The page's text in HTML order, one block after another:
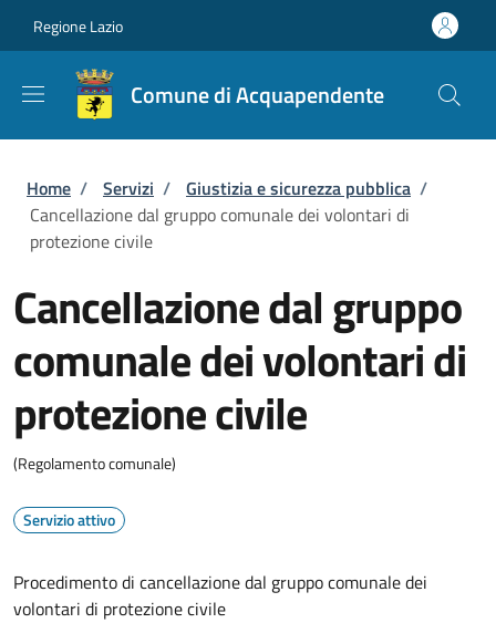
Regione Lazio
Comune di Acquapendente
Briciole di pane
Home / Servizi / Giustizia e sicurezza pubblica /
Cancellazione dal gruppo comunale dei volontari di
protezione civile
Cancellazione dal gruppo
comunale dei volontari di
protezione civile
(Regolamento comunale)
Servizio attivo
Procedimento di cancellazione dal gruppo comunale dei
volontari di protezione civile